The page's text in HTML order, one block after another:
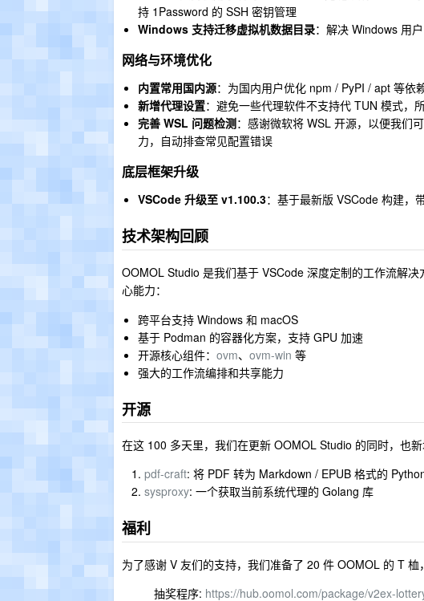
持 1Password 的 SSH 密钥管理
Windows 支持迁移虚拟机数据目录：解决 Windows 用
网络与环境优化
内置常用国内源：为国内用户优化 npm / PyPI / apt 等依
新增代理设置：避免一些代理软件不支持代 TUN 模式，
完善 WSL 问题检测：感谢微软将 WSL 开源，以便我们
力，自动排查常见配置错误
底层框架升级
VSCode 升级至 v1.100.3：基于最新版 VSCode 构建，
技术架构回顾
OOMOL Studio 是我们基于 VSCode 深度定制的工作流解
心能力：
跨平台支持 Windows 和 macOS
基于 Podman 的容器化方案，支持 GPU 加速
开源核心组件： ovm、 ovm-win 等
强大的工作流编排和共享能力
开源
在这 100 多天里，我们在更新 OOMOL Studio 的同时，也
pdf-craft: 将 PDF 转为 Markdown / EPUB 格式的
sysproxy: 一个获取当前系统代理的 Golang 库
福利
为了感谢 V 友们的支持，我们准备了 20 件 OOMOL 的 T
抽奖程序: https://hub.oomol.com/package/v2ex-